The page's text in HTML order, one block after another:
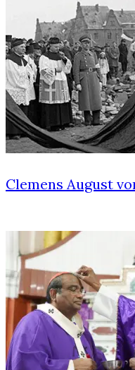
Clemens August